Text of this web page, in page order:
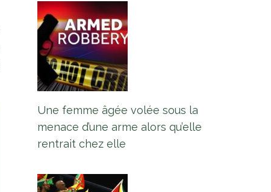
Une femme âgée volée sous la
menace d’une arme alors qu’elle
rentrait chez elle